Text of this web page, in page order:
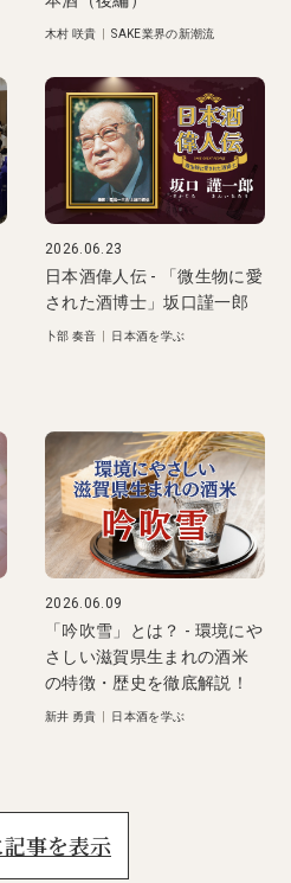
木村 咲貴 |SAKE業界の新潮流
2026.06.23
日本酒偉人伝 - 「微生物に愛
された酒博士」坂口謹一郎
卜部 奏音 日本酒を学ぶ
2026.06.09
「吟吹雪」とは？ - 環境にや
さしい滋賀県生まれの酒米
の特徴・歴史を徹底解説！
新井 勇貴 日本酒を学ぶ
記事を表示